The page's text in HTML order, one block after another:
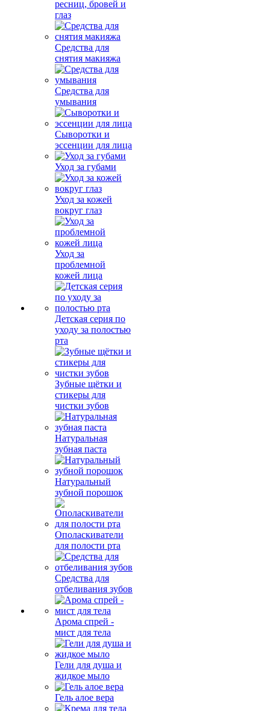
ресниц, бровей и
глаз
Средства для
снятия макияжа
Средства для
умывания
Сыворотки и
эссенции для лица
Уход за губами
Уход за кожей
вокруг глаз
Уход за
проблемной
кожей лица
Детская серия по
уходу за полостью
рта
Зубные щётки и
стикеры для
чистки зубов
Натуральная
зубная паста
Натуральный
зубной порошок
Ополаскиватели
для полости рта
Средства для
отбеливания зубов
Арома спрей -
мист для тела
Гели для душа и
жидкое мыло
Гель алое вера